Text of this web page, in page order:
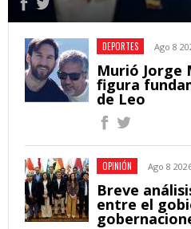
DEPORTES Ago 8
Murió Jorge
figura
de Leo
OPINIÓN Ago 8
Breve
entre el